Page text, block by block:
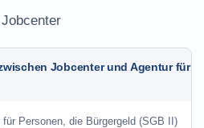
Jobcenter und Agentur für
Personen, die Bürgergeld (SGB II)